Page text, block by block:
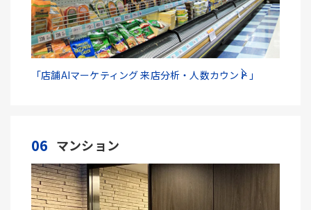
「店舗AIマーケティング 来店分析・人数カウント」
06 マンション